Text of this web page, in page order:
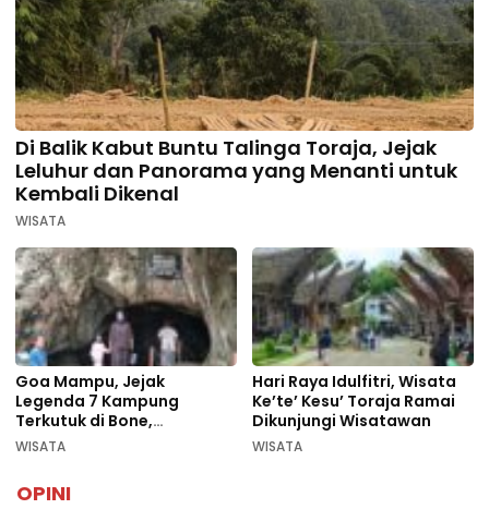
Di Balik Kabut Buntu Talinga Toraja, Jejak
Leluhur dan Panorama yang Menanti untuk
Kembali Dikenal
WISATA
Goa Mampu, Jejak
Legenda 7 Kampung
Terkutuk di Bone,
Rekomendasi Liburan
WISATA
Hari Raya Idulfitri, Wisata
Ke’te’ Kesu’ Toraja Ramai
Dikunjungi Wisatawan
WISATA
OPINI